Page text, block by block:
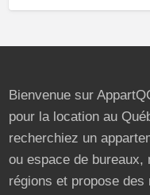
Bienvenue sur
pour la location au
recherchiez un
ou espace de
régions et propose des